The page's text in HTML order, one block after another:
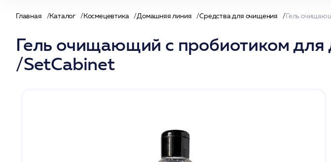
Главная Каталог Космецевтика Домашняя линия Средства для очищения
Гель очищающий с пробиотиком
/SetCabinet